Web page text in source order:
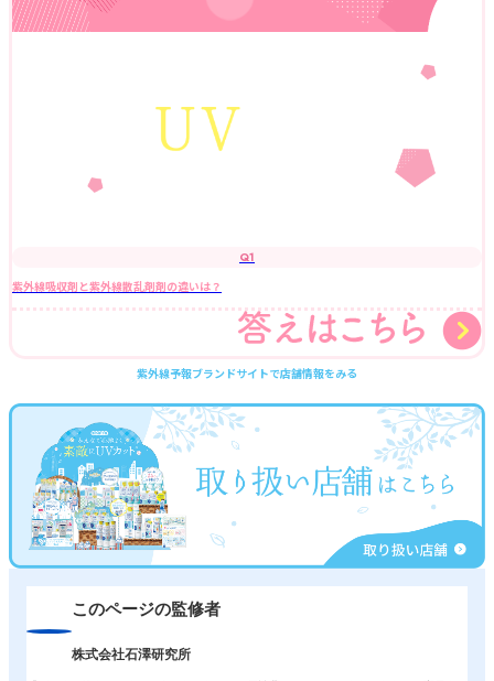
Q1
紫外線吸収剤と紫外線散乱剤剤の違いは？
紫外線予報ブランドサイトで店舗情報をみる
このページの監修者
株式会社石澤研究所